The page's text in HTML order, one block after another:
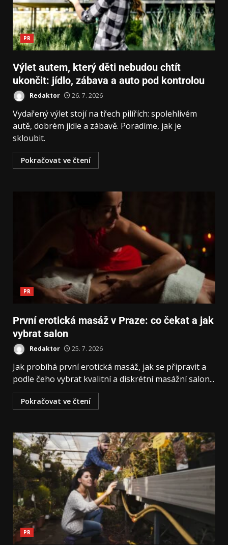
PR
Výlet autem, který děti nebudou chtít
ukončit: jídlo, zábava a auto pod kontrolou
Redaktor 26. 7. 2026
Vydařený výlet stojí na třech pilířích: spolehlivém
autě, dobrém jídle a zábavě. Poradíme, jak je
skloubit.
Pokračovat ve čtení
PR
První erotická masáž v Praze: co čekat a jak
vybrat salon
Redaktor 25. 7. 2026
Jak probíhá první erotická masáž, jak se připravit a
podle čeho vybrat kvalitní a diskrétní masážní salon...
Pokračovat ve čtení
PR